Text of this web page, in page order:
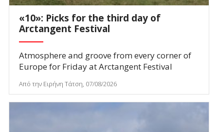
«10»: Picks for the third day of
Arctangent Festival
Atmosphere and groove from every corner of
Europe for Friday at Arctangent Festival
Από την Ειρήνη Τάτση, 07/08/2026